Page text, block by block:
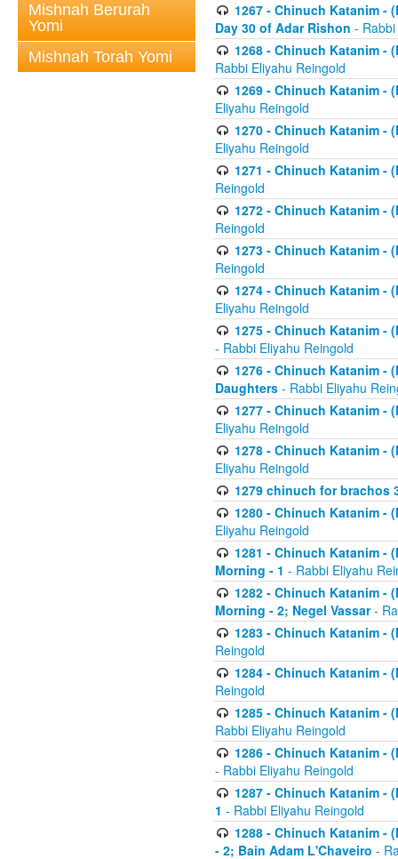
Mishnah Berurah
Yomi
Mishnah Torah Yomi
1267 - Chinuch Katanim -
Day 30 of Adar Rishon -
1268 - Chinuch Katanim -
Rabbi Eliyahu Reingold
1269 - Chinuch Katanim -
Eliyahu Reingold
1270 - Chinuch Katanim -
Eliyahu Reingold
1271 - Chinuch Katanim -
Reingold
1272 - Chinuch Katanim -
Reingold
1273 - Chinuch Katanim -
Reingold
1274 - Chinuch Katanim -
Eliyahu Reingold
1275 - Chinuch Katanim -
- Rabbi Eliyahu Reingold
1276 - Chinuch Katanim -
Daughters - Rabbi Eliyahu
1277 - Chinuch Katanim -
Eliyahu Reingold
1278 - Chinuch Katanim -
Eliyahu Reingold
1279 chinuch for brachos
1280 - Chinuch Katanim -
Eliyahu Reingold
1281 - Chinuch Katanim -
Morning - 1 - Rabbi Eliyahu
1282 - Chinuch Katanim -
Morning - 2; Negel Vassar-
1283 - Chinuch Katanim -
Reingold
1284 - Chinuch Katanim -
Reingold
1285 - Chinuch Katanim -
Rabbi Eliyahu Reingold
1286 - Chinuch Katanim -
- Rabbi Eliyahu Reingold
1287 - Chinuch Katanim -
1 - Rabbi Eliyahu Reingold
1288 - Chinuch Katanim -
- 2; Bain Adam L'Chaveiro -